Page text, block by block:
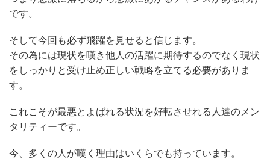
です。
そして今回も必ず飛躍を見せると信じます。
その為には現状を嘆き他人の活躍に期待するのでなく現状
をしっかりと受け止め正しい戦略を立てる必要がありま
す。
これこそが最悪とよばれる状況を好転させれる人達のメン
タリティーです。
今、多くの人が嘆く理由はいくらでも持っています。